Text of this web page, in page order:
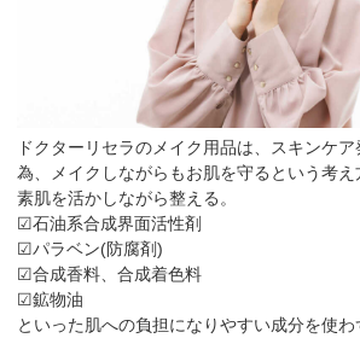
ドクターリセラのメイク用品は、スキンケ
為、メイクしながらもお肌を守るという考え
素肌を活かしながら整える。
☑石油系合成界面活性剤
☑パラベン(防腐剤)
☑合成香料、合成着色料
☑鉱物油
といった肌への負担になりやすい成分を使わ